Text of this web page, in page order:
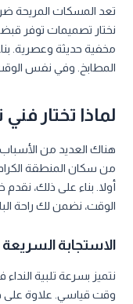
تعد المسكات المريحة
نختار تصميمات توفر
مخفية حديثة وعصرية.
المطابخ. وفي نفس
لماذا تختار
هناك العديد من الأسباب
من سكان المنطقة
أولا. بناء على ذلك،
الوقت، نضمن لك راحة
الاستجابة
نتميز بسرعة تلبية
وقت قياسي. علاوة على